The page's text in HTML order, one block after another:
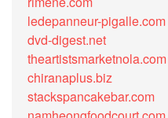
ledepanneur-pigalle.com
dvd-digest.net
theartistsmarketnola.com
chiranaplus.biz
stackspancakebar.com